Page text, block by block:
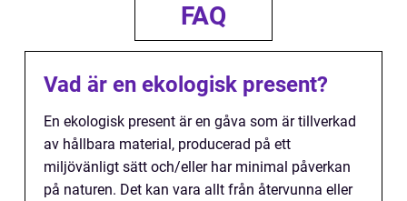
FAQ
Vad är en ekologisk present?
En ekologisk present är en gåva som är tillverkad
av hållbara material, producerad på ett
miljövänligt sätt och/eller har minimal påverkan
på naturen. Det kan vara allt från återvunna eller